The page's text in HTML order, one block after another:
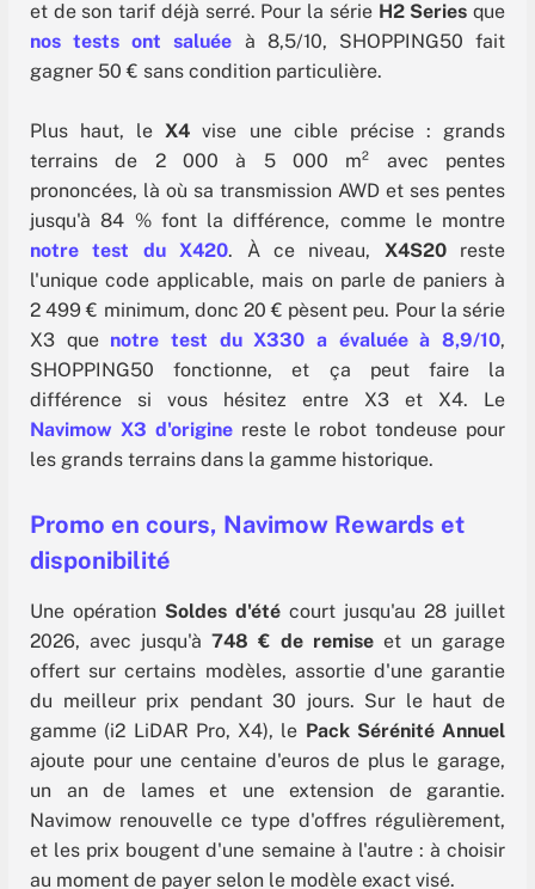
et de son tarif déjà serré. Pour la série H2 Series que
nos tests ont saluée à 8,5/10, SHOPPING50 fait
gagner 50 € sans condition particulière.
Plus haut, leX4 vise une cible précise : grands
terrains de 2 000 à 5 000 m² avec pentes
prononcées, là où sa transmission AWD et ses pentes
jusqu'à 84 % font la différence, comme le montre
notre test du X420. À ce niveau, X4S20reste
l'unique code applicable, mais on parle de paniers à
2 499 € minimum, donc 20 € pèsent peu. Pour la série
X3 que notre test du X330 a évaluée à 8,9/10,
SHOPPING50 fonctionne, et ça peut faire la
différence si vous hésitez entre X3 et X4. Le
Navimow X3 d'originereste le robot tondeuse pour
les grands terrains dans la gamme historique.
Promo en cours, Navimow Rewards et
disponibilité
Une opération Soldes d'été court jusqu'au 28 juillet
2026, avec jusqu'à748 € de remiseet un garage
offert sur certains modèles, assortie d'une garantie
du meilleur prix pendant 30 jours. Sur le haut de
gamme (i2 LiDAR Pro, X4), le Pack Sérénité Annuel
ajoute pour une centaine d'euros de plus le garage,
un an de lames et une extension de garantie.
Navimow renouvelle ce type d'offres régulièrement,
et les prix bougent d'une semaine à l'autre : à choisir
au moment de payer selon le modèle exact visé.